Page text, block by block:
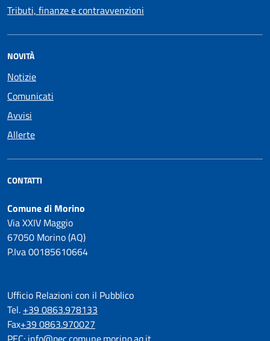
Tributi, finanze e contravvenzioni
NOVITÀ
Notizie
Comunicati
Avvisi
Allerte
CONTATTI
Comune di Morino
Via XXIV Maggio
67050 Morino (AQ)
P.Iva 00185610664
Ufficio Relazioni con il Pubblico
Tel. +39 0863.978133
Fax+39 0863.970027